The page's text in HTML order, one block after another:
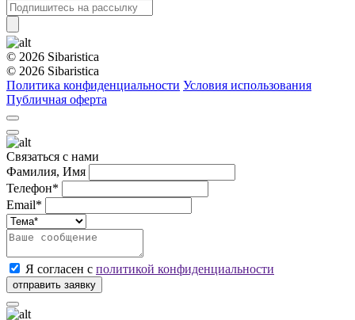
© 2026 Sibaristica
© 2026 Sibaristica
Политика конфиденциальности Условия использования
Публичная оферта
Связаться с нами
Фамилия, Имя
Телефон*
Email*
Я согласен с политикой конфиденциальности